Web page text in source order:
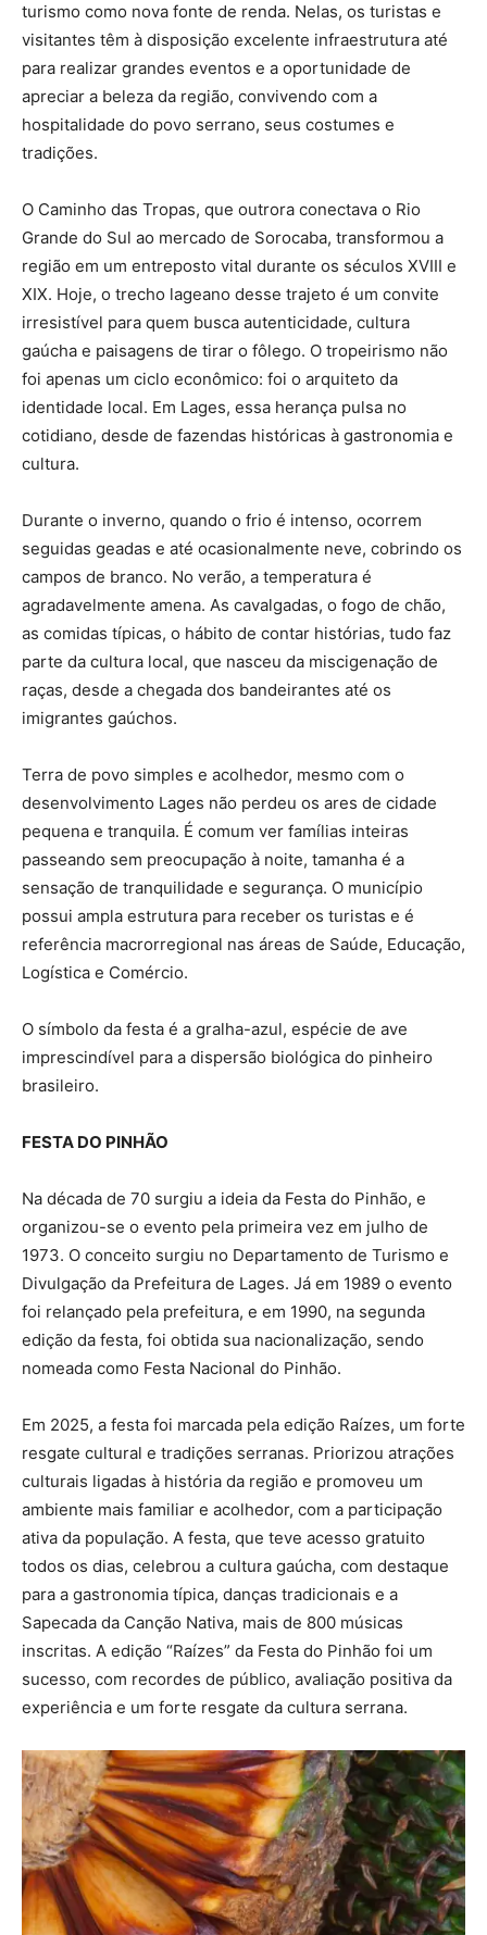
turismo como nova fonte de renda. Nelas, os turistas e
visitantes têm à disposição excelente infraestrutura até
para realizar grandes eventos e a oportunidade de
apreciar a beleza da região, convivendo com a
hospitalidade do povo serrano, seus costumes e
tradições.
O Caminho das Tropas, que outrora conectava o Rio
Grande do Sul ao mercado de Sorocaba, transformou a
região em um entreposto vital durante os séculos XVIII e
XIX. Hoje, o trecho lageano desse trajeto é um convite
irresistível para quem busca autenticidade, cultura
gaúcha e paisagens de tirar o fôlego. O tropeirismo não
foi apenas um ciclo econômico: foi o arquiteto da
identidade local. Em Lages, essa herança pulsa no
cotidiano, desde de fazendas históricas à gastronomia e
cultura.
Durante o inverno, quando o frio é intenso, ocorrem
seguidas geadas e até ocasionalmente neve, cobrindo os
campos de branco. No verão, a temperatura é
agradavelmente amena. As cavalgadas, o fogo de chão,
as comidas típicas, o hábito de contar histórias, tudo faz
parte da cultura local, que nasceu da miscigenação de
raças, desde a chegada dos bandeirantes até os
imigrantes gaúchos.
Terra de povo simples e acolhedor, mesmo com o
desenvolvimento Lages não perdeu os ares de cidade
pequena e tranquila. É comum ver famílias inteiras
passeando sem preocupação à noite, tamanha é a
sensação de tranquilidade e segurança. O município
possui ampla estrutura para receber os turistas e é
referência macrorregional nas áreas de Saúde, Educação,
Logística e Comércio.
O símbolo da festa é a gralha-azul, espécie de ave
imprescindível para a dispersão biológica do pinheiro
brasileiro.
FESTA DO PINHÃO
Na década de 70 surgiu a ideia da Festa do Pinhão, e
organizou-se o evento pela primeira vez em julho de
1973. O conceito surgiu no Departamento de Turismo e
Divulgação da Prefeitura de Lages. Já em 1989 o evento
foi relançado pela prefeitura, e em 1990, na segunda
edição da festa, foi obtida sua nacionalização, sendo
nomeada como Festa Nacional do Pinhão.
Em 2025, a festa foi marcada pela edição Raízes, um forte
resgate cultural e tradições serranas. Priorizou atrações
culturais ligadas à história da região e promoveu um
ambiente mais familiar e acolhedor, com a participação
ativa da população. A festa, que teve acesso gratuito
todos os dias, celebrou a cultura gaúcha, com destaque
para a gastronomia típica, danças tradicionais e a
Sapecada da Canção Nativa, mais de 800 músicas
inscritas. A edição “Raízes” da Festa do Pinhão foi um
sucesso, com recordes de público, avaliação positiva da
experiência e um forte resgate da cultura serrana.